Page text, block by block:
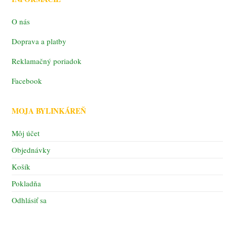
O nás
Doprava a platby
Reklamačný poriadok
Facebook
MOJA BYLINKÁREŇ
Môj účet
Objednávky
Košík
Pokladňa
Odhlásiť sa